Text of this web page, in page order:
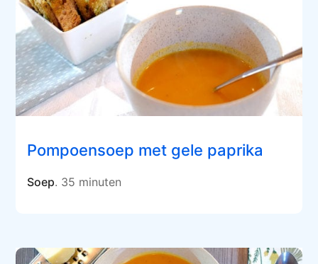
Pompoensoep met gele paprika
Soep. 35 minuten